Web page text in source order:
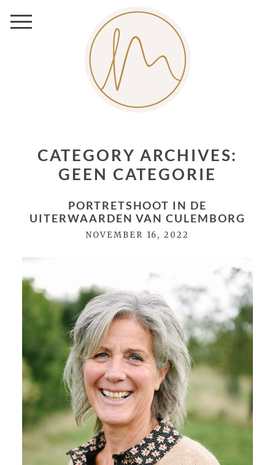
CATEGORY ARCHIVES:
GEEN CATEGORIE
PORTRETSHOOT IN DE
UITERWAARDEN VAN CULEMBORG
NOVEMBER 16, 2022